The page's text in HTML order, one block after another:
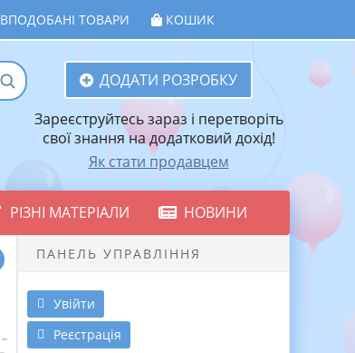
ВПОДОБАНІ ТОВАРИ КОШИК
ДОДАТИ РОЗРОБКУ
Зареєструйтесь зараз і перетворіть
свої знання на додатковий дохід!
Як стати продавцем
РІЗНІ МАТЕРІАЛИ НОВИНИ
ПАНЕЛЬ УПРАВЛІННЯ
Увійти
Реєстрація